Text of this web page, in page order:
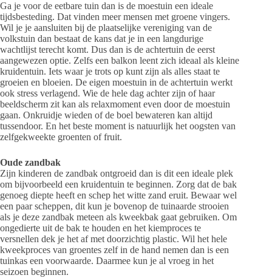
Ga je voor de eetbare tuin dan is de moestuin een ideale
tijdsbesteding. Dat vinden meer mensen met groene vingers.
Wil je je aansluiten bij de plaatselijke vereniging van de
volkstuin dan bestaat de kans dat je in een langdurige
wachtlijst terecht komt. Dus dan is de achtertuin de eerst
aangewezen optie. Zelfs een balkon leent zich ideaal als kleine
kruidentuin. Iets waar je trots op kunt zijn als alles staat te
groeien en bloeien. De eigen moestuin in de achtertuin werkt
ook stress verlagend. Wie de hele dag achter zijn of haar
beeldscherm zit kan als relaxmoment even door de moestuin
gaan. Onkruidje wieden of de boel bewateren kan altijd
tussendoor. En het beste moment is natuurlijk het oogsten van
zelfgekweekte groenten of fruit.
Oude zandbak
Zijn kinderen de zandbak ontgroeid dan is dit een ideale plek
om bijvoorbeeld een kruidentuin te beginnen. Zorg dat de bak
genoeg diepte heeft en schep het witte zand eruit. Bewaar wel
een paar scheppen, dit kun je bovenop de tuinaarde strooien
als je deze zandbak meteen als kweekbak gaat gebruiken. Om
ongedierte uit de bak te houden en het kiemproces te
versnellen dek je het af met doorzichtig plastic. Wil het hele
kweekproces van groentes zelf in de hand nemen dan is een
tuinkas een voorwaarde. Daarmee kun je al vroeg in het
seizoen beginnen.